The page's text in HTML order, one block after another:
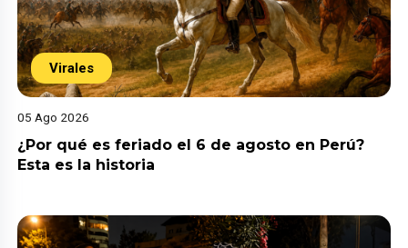
Virales
05 Ago 2026
¿Por qué es feriado el 6 de agosto en Perú?
Esta es la historia